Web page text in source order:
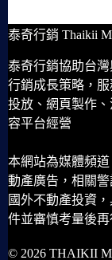
泰奇行銷 Thaikii
泰奇行銷協助台
行銷成長策略，
投放、網頁製作
容平台經營
本網站為媒體頻
動產廣告，相關警
國外不動產投資
件並審慎考量後再
© 2026 THAIKII